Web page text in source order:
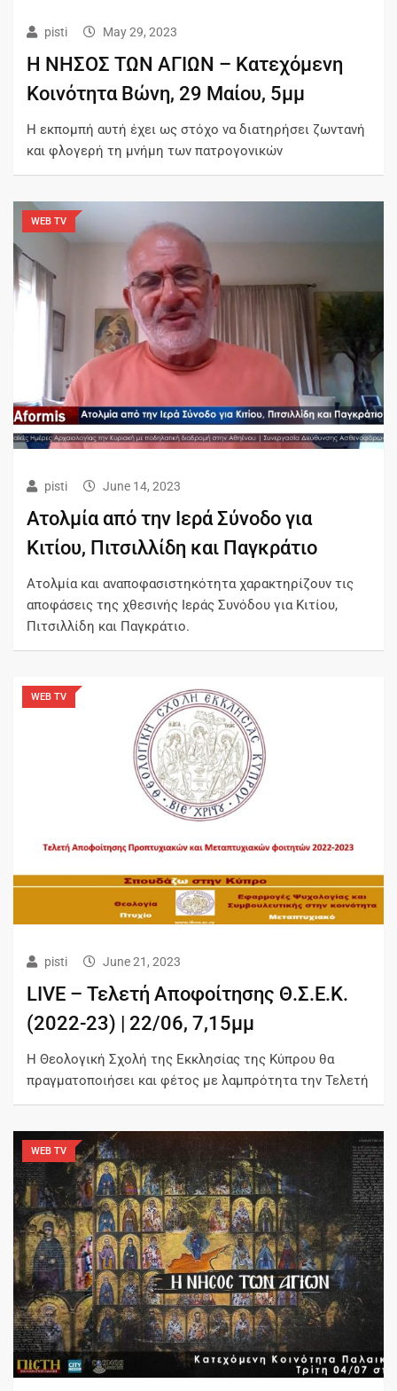
pisti May 29, 2023
Η ΝΗΣΟΣ ΤΩΝ ΑΓΙΩΝ – Kατεχόμενη
Κοινότητα Βώνη, 29 Μαίου, 5μμ
Η εκπομπή αυτή έχει ως στόχο να διατηρήσει ζωντανή
και φλογερή τη μνήμη των πατρογονικών
WEB TV
pisti June 14, 2023
Ατολμία από την Ιερά Σύνοδο για
Κιτίου, Πιτσιλλίδη και Παγκράτιο
Ατολμία και αναποφασιστηκότητα χαρακτηρίζουν τις
αποφάσεις της χθεσινής Ιεράς Συνόδου για Κιτίου,
Πιτσιλλίδη και Παγκράτιο.
WEB TV
pisti June 21, 2023
LIVE – Τελετή Αποφοίτησης Θ.Σ.Ε.Κ.
(2022-23) | 22/06, 7,15μμ
Η Θεολογική Σχολή της Εκκλησίας της Κύπρου θα
πραγματοποιήσει και φέτος με λαμπρότητα την Τελετή
WEB TV